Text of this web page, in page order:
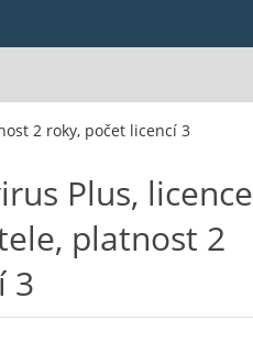
2 roky, počet licencí 3
Plus, licence
platnost 2
3